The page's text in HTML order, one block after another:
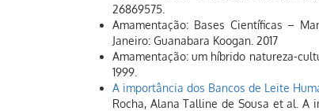
26869575.
Amamentação: Bases Científicas –
Janeiro: Guanabara Koogan. 2017
Amamentação: um híbrido natureza-
1999.
A importância dos Bancos de Leite
Rocha, Alana Talline de Sousa et al.